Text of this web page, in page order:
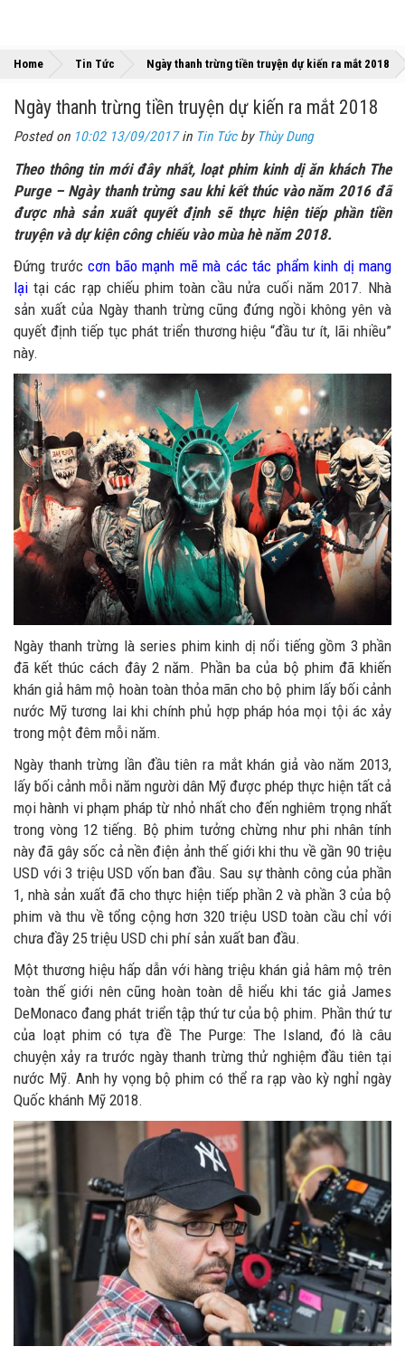
Home »
Tin Tức Ngày thanh trừng tiền truyện dự kiến ra mắt 2018
Ngày thanh trừng tiền truyện dự kiến ra mắt 2018
Posted on 10:02 13/09/2017in Tin Tứcby Thùy Dung
Theo thông tin mới đây nhất, loạt phim kinh dị ăn khách The
Purge – Ngày thanh trừng sau khi kết thúc vào năm 2016 đã
được nhà sản xuất quyết định sẽ thực hiện tiếp phần tiền
truyện và dự kiện công chiếu vào mùa hè năm 2018.
Đứng trước cơn bão mạnh mẽ mà các tác phẩm kinh dị mang
lại tại các rạp chiếu phim toàn cầu nửa cuối năm 2017. Nhà
sản xuất của Ngày thanh trừng cũng đứng ngồi không yên và
quyết định tiếp tục phát triển thương hiệu “đầu tư ít, lãi nhiều”
này.
Ngày thanh trừng là series phim kinh dị nổi tiếng gồm 3 phần
đã kết thúc cách đây 2 năm. Phần ba của bộ phim đã khiến
khán giả hâm mộ hoàn toàn thỏa mãn cho bộ phim lấy bối cảnh
nước Mỹ tương lai khi chính phủ hợp pháp hóa mọi tội ác xảy
trong một đêm mỗi năm.
Ngày thanh trừng lần đầu tiên ra mắt khán giả vào năm 2013,
lấy bối cảnh mỗi năm người dân Mỹ được phép thực hiện tất cả
mọi hành vi phạm pháp từ nhỏ nhất cho đến nghiêm trọng nhất
trong vòng 12 tiếng. Bộ phim tưởng chừng như phi nhân tính
này đã gây sốc cả nền điện ảnh thế giới khi thu về gần 90 triệu
USD với 3 triệu USD vốn ban đầu. Sau sự thành công của phần
1, nhà sản xuất đã cho thực hiện tiếp phần 2 và phần 3 của bộ
phim và thu về tổng cộng hơn 320 triệu USD toàn cầu chỉ với
chưa đầy 25 triệu USD chi phí sản xuất ban đầu.
Một thương hiệu hấp dẫn với hàng triệu khán giả hâm mộ trên
toàn thế giới nên cũng hoàn toàn dễ hiểu khi tác giả James
DeMonaco đang phát triển tập thứ tư của bộ phim. Phần thứ tư
của loạt phim có tựa đề The Purge: The Island, đó là câu
chuyện xảy ra trước ngày thanh trừng thử nghiệm đầu tiên tại
nước Mỹ. Anh hy vọng bộ phim có thể ra rạp vào kỳ nghỉ ngày
Quốc khánh Mỹ 2018.